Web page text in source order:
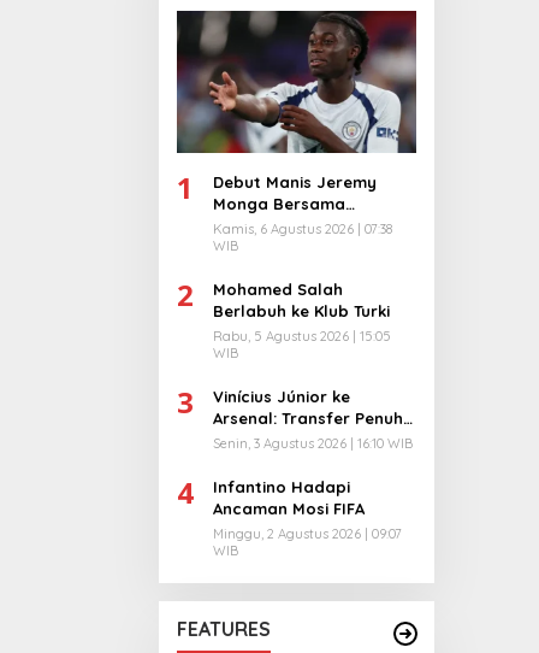
1
Debut Manis Jeremy
Monga Bersama
Manchester City
Kamis, 6 Agustus 2026 | 07:38
WIB
2
Mohamed Salah
Berlabuh ke Klub Turki
Rabu, 5 Agustus 2026 | 15:05
WIB
3
Vinícius Júnior ke
Arsenal: Transfer Penuh
Risiko
Senin, 3 Agustus 2026 | 16:10 WIB
4
Infantino Hadapi
Ancaman Mosi FIFA
Minggu, 2 Agustus 2026 | 09:07
WIB
FEATURES